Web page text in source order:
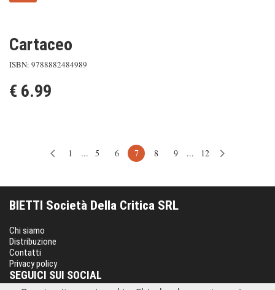
Cartaceo
ISBN: 9788882484989
€ 6.99
1 ... 5 6 7 8 9 ... 12
BIETTI Società Della Critica SRL
Chi siamo
Distribuzione
Contatti
Privacy policy
SEGUICI SUI SOCIAL